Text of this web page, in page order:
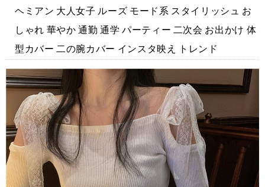
ヘミアン 大人女子 ルーズ モード系 スタイリッシュ お
しゃれ 華やか 通勤 通学 パーティー 二次会 お出かけ 体
型カバー 二の腕カバー インスタ映え トレンド